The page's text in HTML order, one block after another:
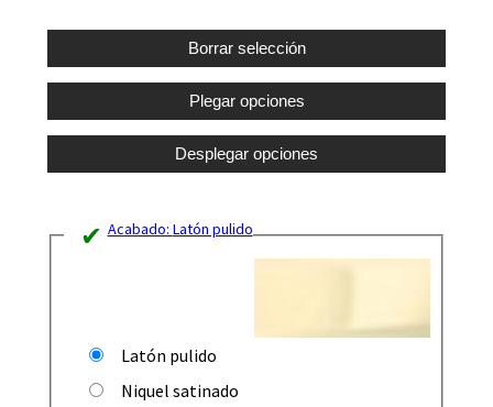
Acabado: Latón pulido
Latón pulido
Niquel satinado